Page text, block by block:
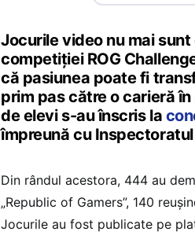
Jocurile video nu mai
competiției ROG
că pasiunea poate fi
prim pas către o carieră în
de elevi s-au înscris la
împreună cu
Din rândul acestora, 444 au
„Republic of Gamers”, 140
Jocurile au fost publicate pe